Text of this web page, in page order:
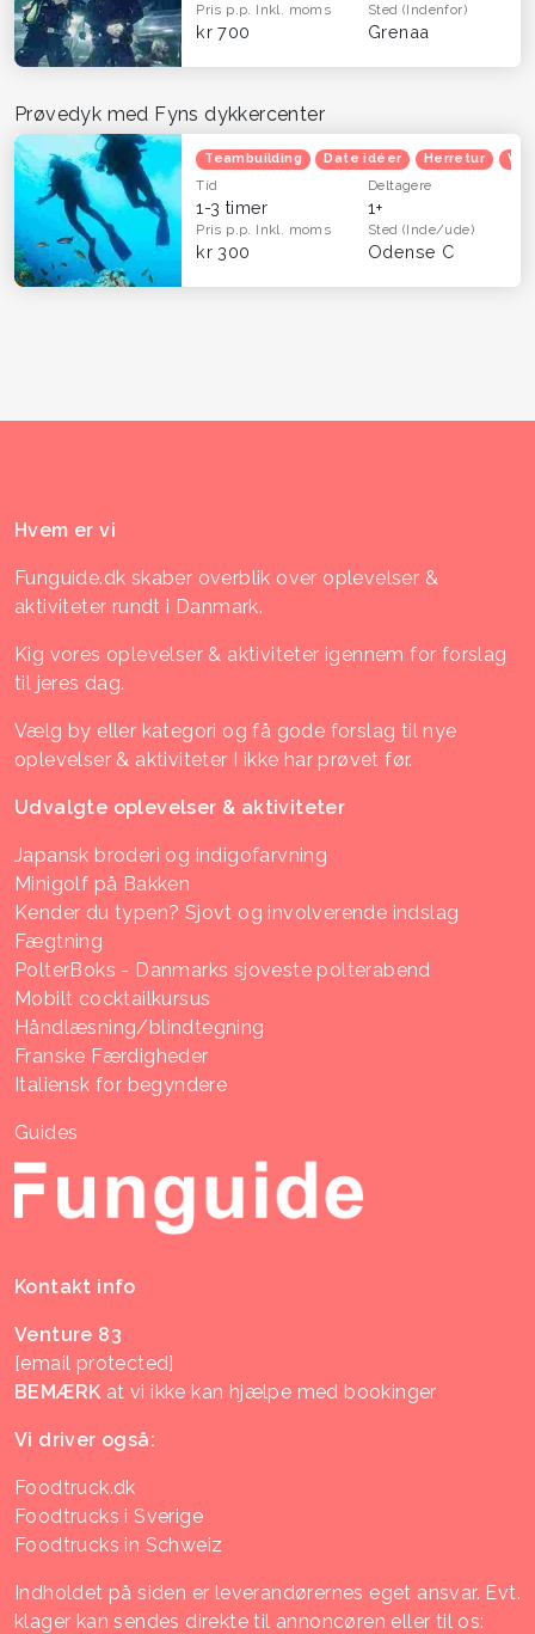
Pris p.p. Inkl. moms
kr 700
Sted(Indenfor)
Grenaa
Prøvedyk med Fyns dykkercenter
Teambuilding Date idéer Herretur
Tid
1-3 timer
Deltagere
1+
Pris p.p. Inkl. moms
kr 300
Sted(Inde/ude)
Odense C
Hvem er vi
Funguide.dk skaber overblik over oplevelser &
aktiviteter rundt i Danmark.
Kig vores oplevelser & aktiviteter igennem for forslag
til jeres dag.
Vælg by eller kategori og få gode forslag til nye
oplevelser & aktiviteter I ikke har prøvet før.
Udvalgte oplevelser & aktiviteter
Japansk broderi og indigofarvning
Minigolf på Bakken
Kender du typen? Sjovt og involverende indslag
Fægtning
PolterBoks - Danmarks sjoveste polterabend
Mobilt cocktailkursus
Håndlæsning/blindtegning
Franske Færdigheder
Italiensk for begyndere
Guides
Kontakt info
Venture 83
[email protected]
BEMÆRK at vi ikke kan hjælpe med bookinger
Vi driver også:
Foodtruck.dk
Foodtrucks i Sverige
Foodtrucks in Schweiz
Indholdet på siden er leverandørernes eget ansvar. Evt.
klager kan sendes direkte til annoncøren eller til os: